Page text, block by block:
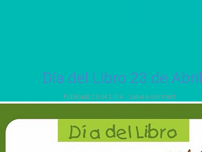
Día del Libro 23 de Abril
Publicado 23 04 2014 Leave a comment